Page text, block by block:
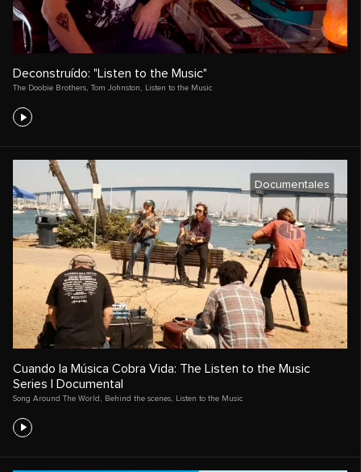
Deconstruído: "Listen to the Music"
The Doobie Brothers, Tom Johnston , Listen to the Music
Documentales
Cuando la Música Cobra Vida: The Listen to the Music
Series | Documental
Song Around The World Behind the scenes Listen to the Music